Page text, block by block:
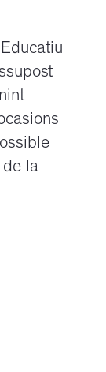
de la